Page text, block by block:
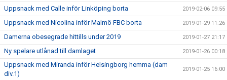
Uppsnack med Calle inför Linköping borta 2019-02-06 09:55
Uppsnack med Nicolina inför Malmö FBC borta 2019-01-29 11:26
Damerna obesegrade hittills under 2019 2019-01-27 21:17
Ny spelare utlånad till damlaget 2019-01-26 00:18
Uppsnack med Miranda inför Helsingborg hemma (dam
div.1)
2019-01-25 16:00